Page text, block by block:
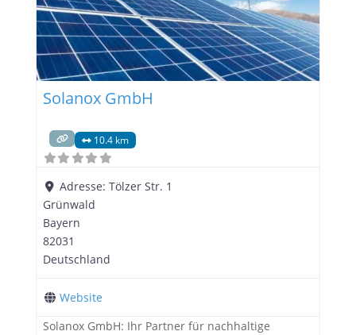
Solanox GmbH
10.4 km
Adresse:Tölzer Str. 1
Grünwald
Bayern
82031
Deutschland
Website
Solanox GmbH: Ihr Partner für nachhaltige